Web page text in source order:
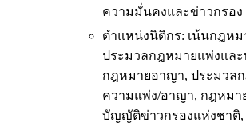
ความมั่นคงและข่าวกรอง
ตำแหน่งนิติกร: เน้นกฎหม
ประมวลกฎหมายแพ่งแล
กฎหมายอาญา, ประมวล
ความแพ่ง/อาญา, กฎหมา
บัญญัติข่าวกรองแห่งชาติ